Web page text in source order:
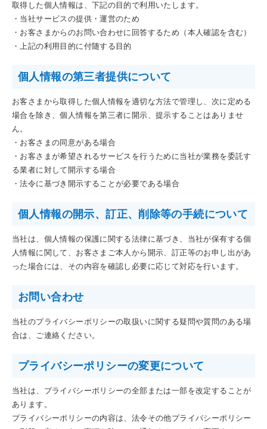
取得した個人情報は、下記の目的で利用いたします。
・当社サービスの提供・運営のため
・お客さまからのお問い合わせに回答するため（本人確認を含む）
・上記の利用目的に付随する目的
個人情報の第三者提供について
お客さまから取得した個人情報を適切な方法で管理し、次に定める
場合を除き、個人情報を第三者に開示、提示することはありませ
ん。
・お客さまの同意がある場合
・お客さまが希望されるサービスを行うために当社が業務を委託す
る業者に対して開示する場合
・法令に基づき開示することが必要である場合
個人情報の開示、訂正、削除等の手続について
当社は、個人情報の保護に関する法律に基づき、当社が保有する個
人情報に関して、お客さまご本人から開示、訂正等のお申し出があ
った場合には、その内容を確認し必要に応じて対応を行います。
お問い合わせ
当社のプライバシーポリシーの取扱いに関する疑問や質問のある場
合は、ご連絡ください。
プライバシーポリシーの変更について
当社は、プライバシーポリシーの全部または一部を改定することが
あります。
プライバシーポリシーの内容は、法令その他プライバシーポリシー